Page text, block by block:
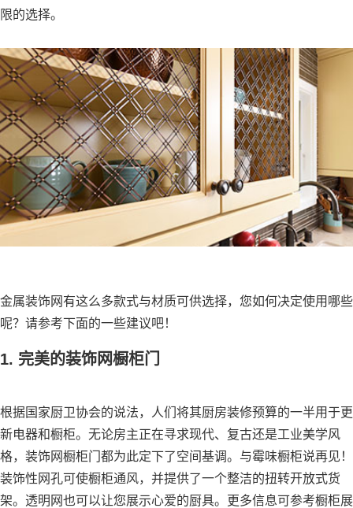
限的选择。
金属装饰网有这么多款式与材质可供选择，您如何决定使用哪些
呢？请参考下面的一些建议吧！
1. 完美的装饰网橱柜门
根据国家厨卫协会的说法，人们将其厨房装修预算的一半用于更
新电器和橱柜。无论房主正在寻求现代、复古还是工业美学风
格，装饰网橱柜门都为此定下了空间基调。与霉味橱柜说再见！
装饰性网孔可使橱柜通风，并提供了一个整洁的扭转开放式货
架。透明网也可以让您展示心爱的厨具。更多信息可参考橱柜展